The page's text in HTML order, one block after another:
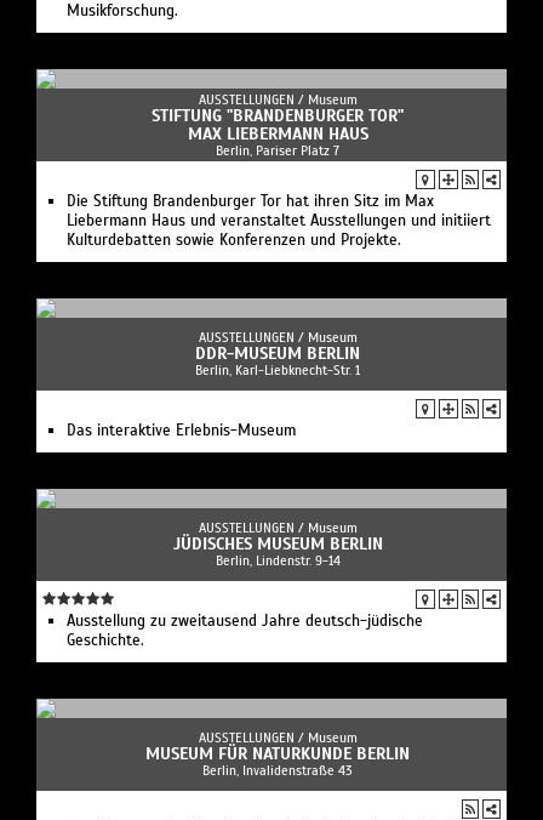
Musikforschung.
AUSSTELLUNGEN / Museum
STIFTUNG "BRANDENBURGER TOR"
MAX LIEBERMANN HAUS
Berlin, Pariser Platz 7
Die Stiftung Brandenburger Tor hat ihren Sitz im Max
Liebermann Haus und veranstaltet Ausstellungen und initiiert
Kulturdebatten sowie Konferenzen und Projekte.
AUSSTELLUNGEN / Museum
DDR-MUSEUM BERLIN
Berlin, Karl-Liebknecht-Str. 1
Das interaktive Erlebnis-Museum
AUSSTELLUNGEN / Museum
JÜDISCHES MUSEUM BERLIN
Berlin, Lindenstr. 9-14
Ausstellung zu zweitausend Jahre deutsch-jüdische
Geschichte.
AUSSTELLUNGEN / Museum
MUSEUM FÜR NATURKUNDE BERLIN
Berlin, Invalidenstraße 43